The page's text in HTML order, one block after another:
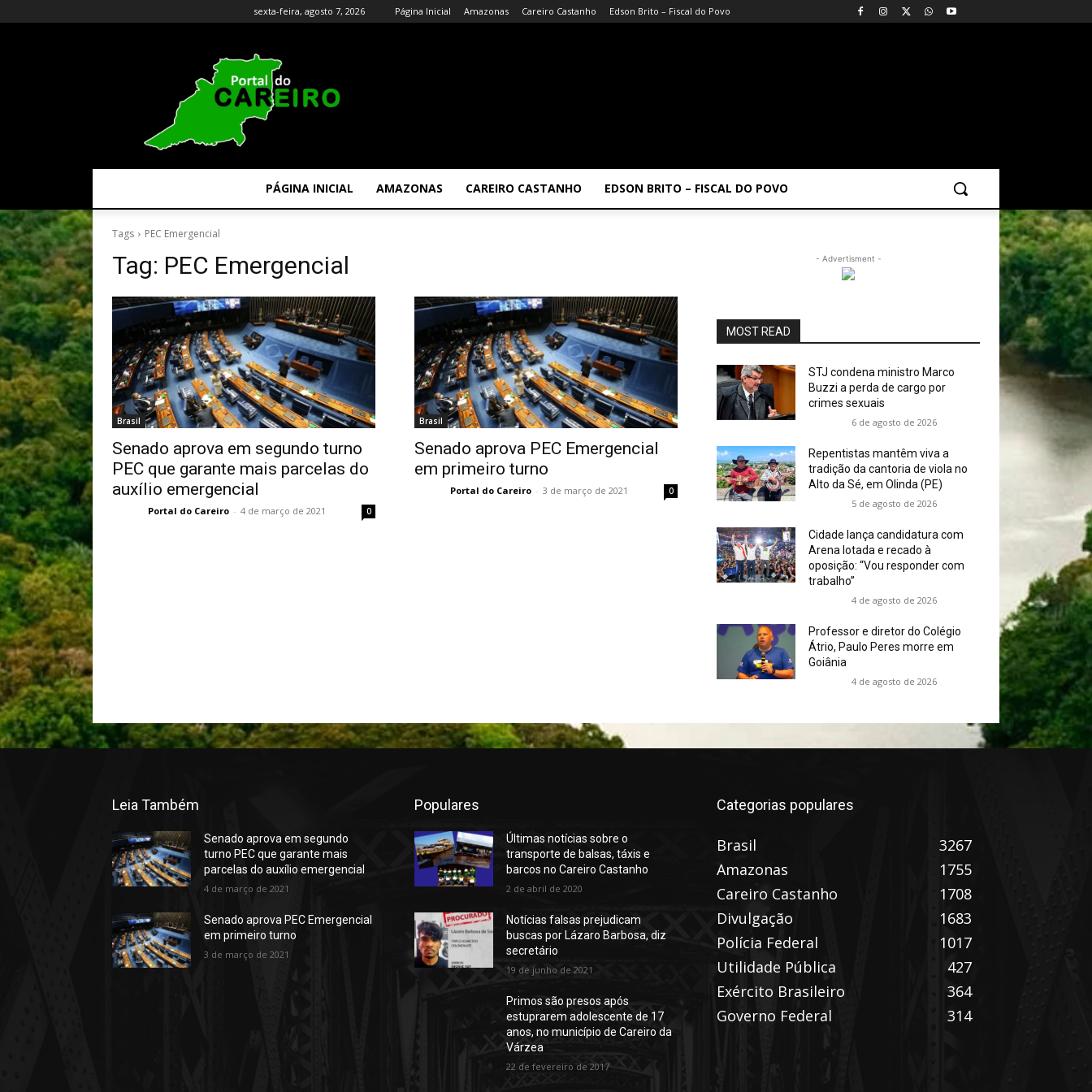
sexta-feira, agosto 7, 2026 Página Inicial Amazonas Careiro Castanho Edson Brito – Fiscal do Povo
PÁGINA INICIAL AMAZONAS CAREIRO CASTANHO EDSON BRITO – FISCAL DO POVO
Tags PEC Emergencial
Tag: PEC Emergencial
Brasil
Senado aprova em segundo turno
PEC que garante mais parcelas do
auxílio emergencial
Portal do Careiro - 4 de março de 2021 0
Brasil
Senado aprova PEC Emergencial
em primeiro turno
Portal do Careiro - 3 de março de 2021 0
- Advertisment -
MOST READ
STJ condena ministro Marco
Buzzi a perda de cargo por
crimes sexuais
6 de agosto de 2026
Repentistas mantêm viva a
tradição da cantoria de viola no
Alto da Sé, em Olinda (PE)
5 de agosto de 2026
Cidade lança candidatura com
Arena lotada e recado à
oposição: “Vou responder com
trabalho”
4 de agosto de 2026
Professor e diretor do Colégio
Átrio, Paulo Peres morre em
Goiânia
4 de agosto de 2026
Leia Também
Senado aprova em segundo
turno PEC que garante mais
parcelas do auxílio emergencial
4 de março de 2021
Senado aprova PEC Emergencial
em primeiro turno
3 de março de 2021
Populares
Últimas notícias sobre o
transporte de balsas, táxis e
barcos no Careiro Castanho
2 de abril de 2020
Notícias falsas prejudicam
buscas por Lázaro Barbosa, diz
secretário
19 de junho de 2021
Primos são presos após
estuprarem adolescente de 17
anos, no município de Careiro da
Várzea
22 de fevereiro de 2017
Categorias populares
Brasil
3267
Amazonas
1755
Careiro Castanho
1708
Divulgação
1683
Polícia Federal
1017
Utilidade Pública
427
Exército Brasileiro
364
Governo Federal
314